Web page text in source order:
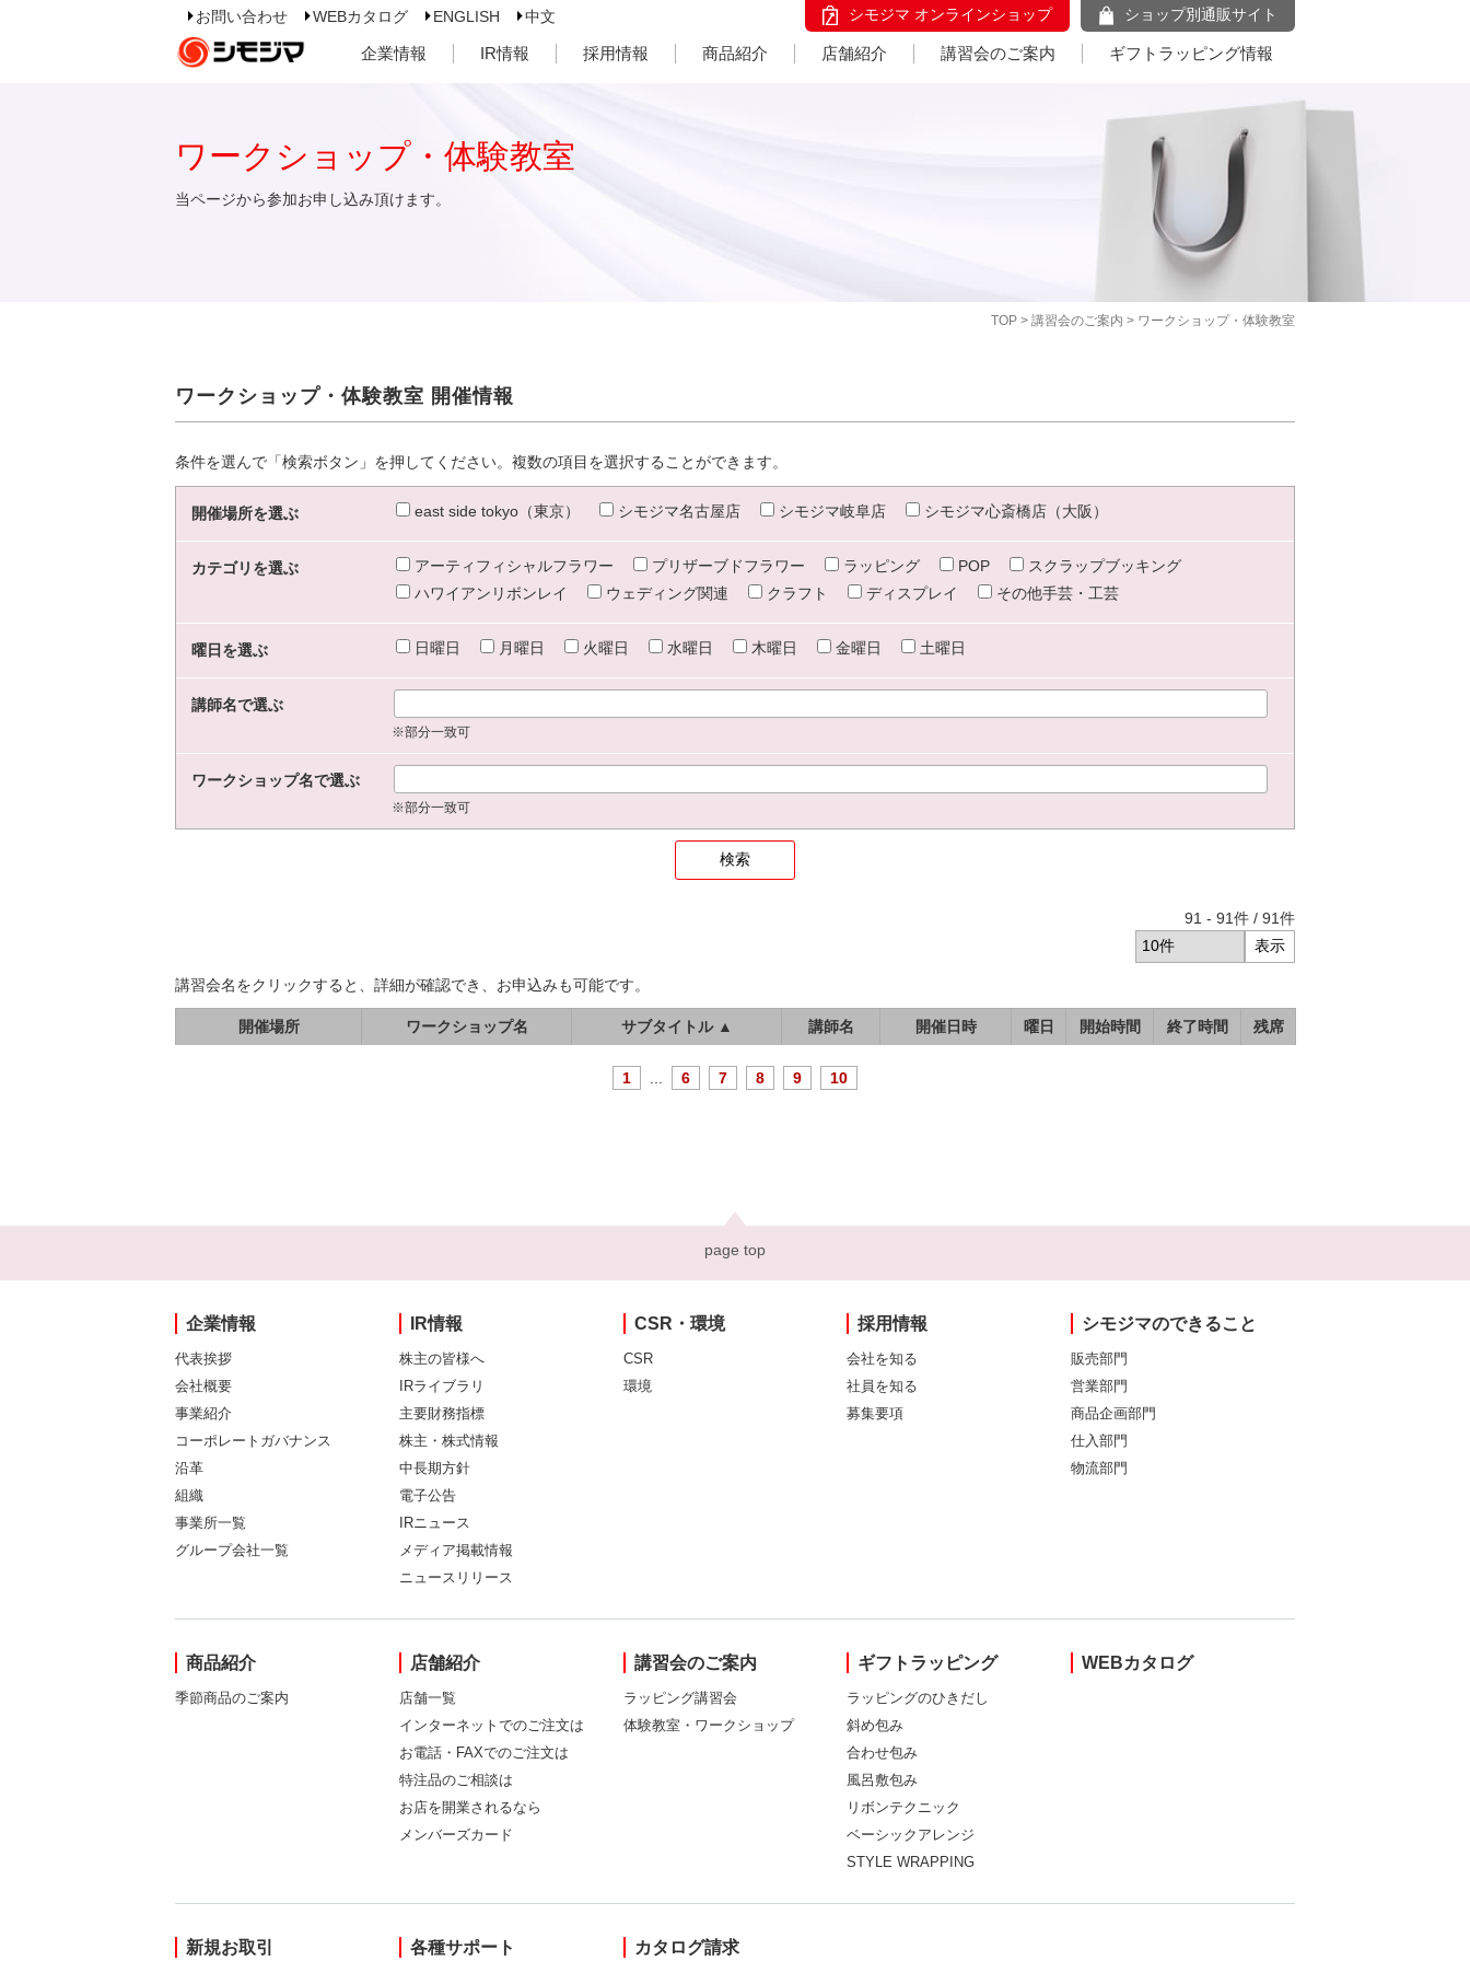
お問い合わせ WEBカタログ ENGLISH 中文 シモジマ オンラインショップ ショップ別通販サイト
企業情報 IR情報 採用情報 商品紹介 店舗紹介 講習会のご案内 ギフトラッピング情報
TOP > 講習会のご案内 > ワークショップ・体験教室
ワークショップ・体験教室
当ページから参加お申し込み頂けます。
ワークショップ・体験教室 開催情報
条件を選んで「検索ボタン」を押してください。複数の項目を選択することができます。
開催場所を選ぶ east side tokyo（東京） シモジマ名古屋店 シモジマ岐阜店 シモジマ心斎橋店（大阪）
カテゴリを選ぶ アーティフィシャルフラワー プリザーブドフラワー ラッピング POP
スクラップブッキング
ハワイアンリボンレイ
ウェディング関連 クラフト ディスプレイ その他手芸・工芸
曜日を選ぶ 日曜日 月曜日 火曜日 水曜日 木曜日 金曜日 土曜日
講師名で選ぶ
※部分一致可
ワークショップ名で選ぶ
※部分一致可
91 - 91件 / 91件
講習会名をクリックすると、詳細が確認でき、お申込みも可能です。
開催場所 ワークショップ名 サブタイトル ▲ 講師名 開催日時 曜日 開始時間 終了時間 残席
1 6 7 8 9 10
page top
企業情報
代表挨拶
会社概要
事業紹介
コーポレートガバナンス
沿革
組織
事業所一覧
グループ会社一覧
IR情報
株主の皆様へ
IRライブラリ
主要財務指標
株主・株式情報
中長期方針
電子公告
IRニュース
メディア掲載情報
ニュースリリース
CSR・環境
CSR
環境
採用情報
会社を知る
社員を知る
募集要項
シモジマのできること
販売部門
営業部門
商品企画部門
仕入部門
物流部門
商品紹介
季節商品のご案内
店舗紹介
店舗一覧
インターネットでのご注文は
お電話・FAXでのご注文は
特注品のご相談は
お店を開業されるなら
メンバーズカード
講習会のご案内
ラッピング講習会
体験教室・ワークショップ
ギフトラッピング
ラッピングのひきだし
斜め包み
合わせ包み
風呂敷包み
リボンテクニック
ベーシックアレンジ
STYLE WRAPPING
WEBカタログ
新規お取引 各種サポート カタログ請求